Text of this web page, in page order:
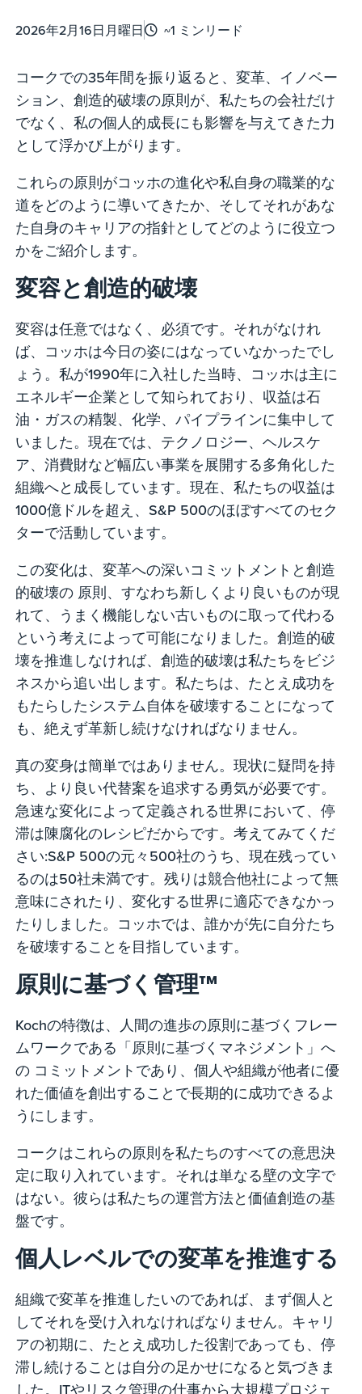
2026年2月16日月曜日 ~1 ミンリード
コークでの35年間を振り返ると、変革、イノベー
ション、創造的破壊の原則が、私たちの会社だけ
でなく、私の個人的成長にも影響を与えてきた力
として浮かび上がります。
これらの原則がコッホの進化や私自身の職業的な
道をどのように導いてきたか、そしてそれがあな
た自身のキャリアの指針としてどのように役立つ
かをご紹介します。
変容と創造的破壊
変容は任意ではなく、必須です。それがなけれ
ば、コッホは今日の姿にはなっていなかったでし
ょう。私が1990年に入社した当時、コッホは主に
エネルギー企業として知られており、収益は石
油・ガスの精製、化学、パイプラインに集中して
いました。現在では、テクノロジー、ヘルスケ
ア、消費財など幅広い事業を展開する多角化した
組織へと成長しています。現在、私たちの収益は
1000億ドルを超え、S&P 500のほぼすべてのセク
ターで活動しています。
この変化は、変革への深いコミットメントと創造
的破壊の 原則、すなわち新しくより良いものが現
れて、うまく機能しない古いものに取って代わる
という考えによって可能になりました。創造的破
壊を推進しなければ、創造的破壊は私たちをビジ
ネスから追い出します。私たちは、たとえ成功を
もたらしたシステム自体を破壊することになって
も、絶えず革新し続けなければなりません。
真の変身は簡単ではありません。現状に疑問を持
ち、より良い代替案を追求する勇気が必要です。
急速な変化によって定義される世界において、停
滞は陳腐化のレシピだからです。考えてみてくだ
さい:S&P 500の元々500社のうち、現在残ってい
るのは50社未満です。残りは競合他社によって無
意味にされたり、変化する世界に適応できなかっ
たりしました。コッホでは、誰かが先に自分たち
を破壊することを目指しています。
原則に基づく管理™
Kochの特徴は、人間の進歩の原則に基づくフレー
ムワークである「原則に基づくマネジメント」へ
の コミットメントであり、個人や組織が他者に優
れた価値を創出することで長期的に成功できるよ
うにします。
コークはこれらの原則を私たちのすべての意思決
定に取り入れています。それは単なる壁の文字で
はない。彼らは私たちの運営方法と価値創造の基
盤です。
個人レベルでの変革を推進する
組織で変革を推進したいのであれば、まず個人と
してそれを受け入れなければなりません。キャリ
アの初期に、たとえ成功した役割であっても、停
滞し続けることは自分の足かせになると気づきま
した。ITやリスク管理の仕事から大規模プロジェ